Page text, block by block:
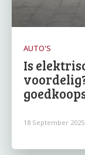
AUTO'S
Is
18 September 2025